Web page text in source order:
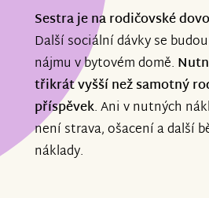
Sestra je na rodičovské
Další sociální dávky se
nájmu v bytovém domě.
třikrát vyšší než samotný
příspěvek. Ani v nutných
není strava, ošacení a další
náklady.